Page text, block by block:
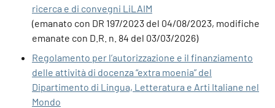
ricerca e di convegni LiLAIM
(emanato con DR 197/2023 del 04/08/2023, modifiche
emanate con D.R. n. 84 del 03/03/2026)
Regolamento per l’autorizzazione e il finanziamento
delle attività di docenza “extra moenia” del
Dipartimento di Lingua, Letteratura e Arti Italiane nel
Mondo